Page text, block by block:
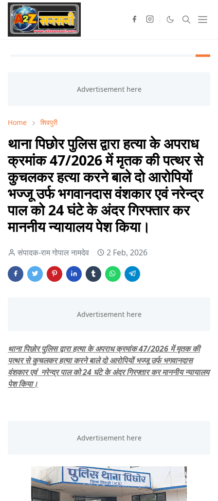
Home शिवपुरी
थाना पिछोर पुलिस द्वारा हत्या के अपराध
क्रमांक 47/2026 में मृतक की पत्थर से
कुचलकर हत्या करने बाले दो आरोपियों
भज्जू उर्फ भगवानदास वंशकार एवं नरेन्द्र
पाल को 24 घंटे के अंदर गिरफ्तार कर
माननीय न्यायालय पेश किया।
संपादक-राम गोपाल नामदेव 2 Feb, 2026
थाना पिछोर पुलिस द्वारा हत्या के अपराध क्रमांक 47/2026 में मृतक की
पत्थर से कुचलकर हत्या करने बाले दो आरोपियों भज्जू उर्फ भगवानदास
वंशकार एवं नरेन्द्र पाल को 24 घंटे के अंदर गिरफ्तार कर माननीय न्यायालय
पेश किया।